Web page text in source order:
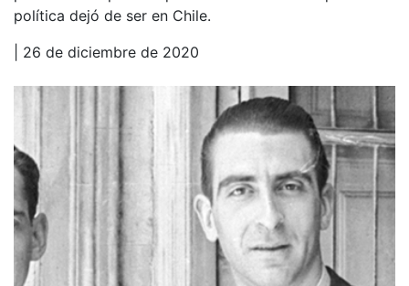
política dejó de ser en Chile.
| 26 de diciembre de 2020